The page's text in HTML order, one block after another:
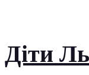
Діти